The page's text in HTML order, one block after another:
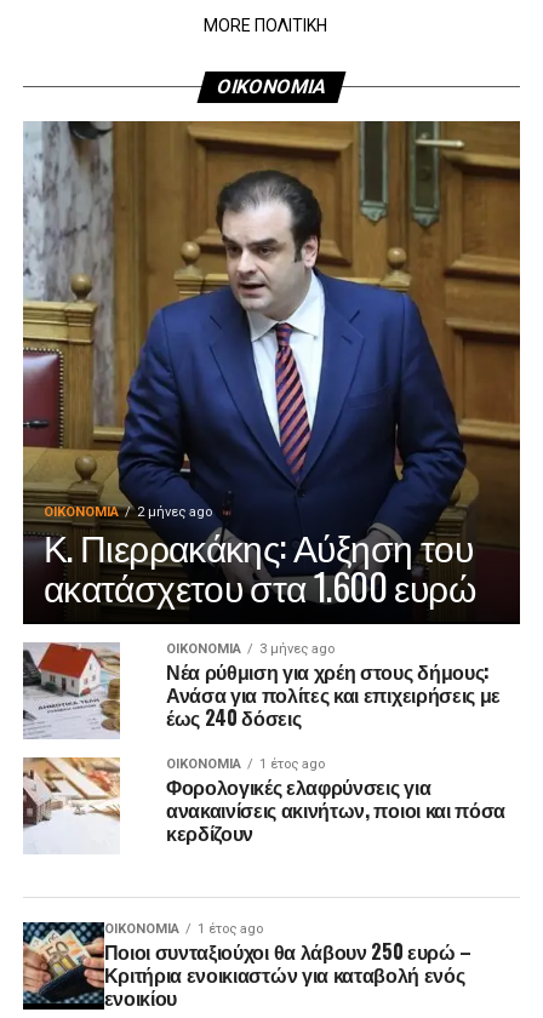
MORE ΠΟΛΙΤΙΚΗ
ΟΙΚΟΝΟΜΙΑ
ΟΙΚΟΝΟΜΊΑ 2 μήνες ago
Κ. Πιερρακάκης: Αύξηση του
ακατάσχετου στα 1.600 ευρώ
ΟΙΚΟΝΟΜΊΑ 3 μήνες ago
Νέα ρύθμιση για χρέη στους δήμους:
Ανάσα για πολίτες και επιχειρήσεις με
έως 240 δόσεις
ΟΙΚΟΝΟΜΊΑ 1 έτος ago
Φορολογικές ελαφρύνσεις για
ανακαινίσεις ακινήτων, ποιοι και πόσα
κερδίζουν
ΟΙΚΟΝΟΜΊΑ 1 έτος ago
Ποιοι συνταξιούχοι θα λάβουν 250 ευρώ –
Κριτήρια ενοικιαστών για καταβολή ενός
ενοικίου